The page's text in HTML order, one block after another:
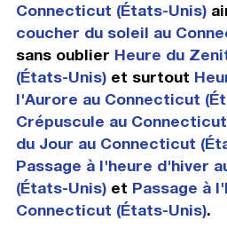
Connecticut (États-Unis)
coucher du soleil au
sans oublier Heure du
(États-Unis)et surtout
l'Aurore au Connecticut
Crépuscule au
du Jour au Connecticut
Passage à l'heure d'hiver
(États-Unis)et Passage à
Connecticut (États-Unis).